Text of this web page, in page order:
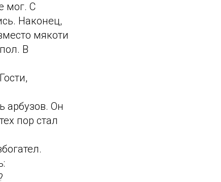
мог. С
Наконец,
мякоти
В
арбузов. Он
пор стал